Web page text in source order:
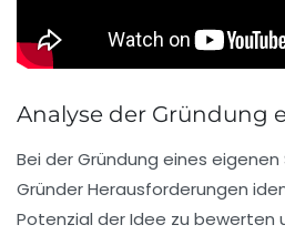
Analyse der Gründung
Bei derGründung eines
Gründer Herausforderungen
Potenzial der Idee zu bewerten